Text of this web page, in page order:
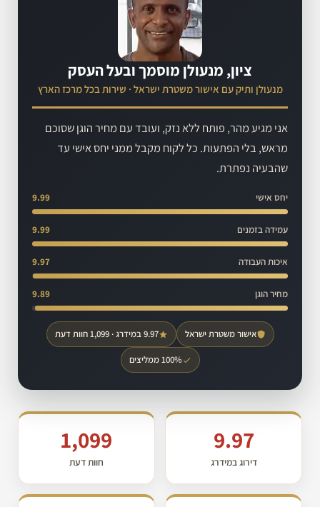
ציון, מנעולן מוסמך ובעל העסק
מנעולן ותיק עם אישור משטרת ישראל · שירות בכל מרכז הארץ
אני מגיע מהר, פותח ללא נזק, ועובד עם מחיר הוגן שסוכם
מראש, בלי הפתעות. כל לקוח מקבל ממני יחס אישי עד
שהבעיה נפתרת.
יחס אישי 9.99
עמידה בזמנים 9.99
איכות העבודה 9.97
מחיר הוגן 9.89
אישור משטרת ישראל 9.97 במידרג · 1,099 חוות דעת
100% ממליצים
9.97
דירוג במידרג
1,099
חוות דעת